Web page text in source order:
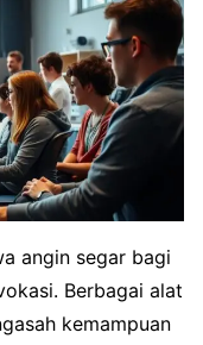
angin segar bagi
Berbagai alat
kemampuan